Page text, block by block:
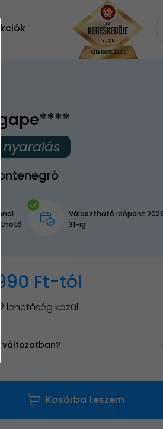
Akciók
nyaralás
Választható időpont
31-ig
990 Ft-tól
2 lehetőség közül
változatban?
Kosárba teszem